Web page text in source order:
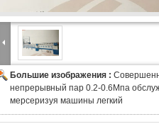
Большие изображения :
непрерывный пар 0.2-0.6Мпа
мерсеризуя машины легкий